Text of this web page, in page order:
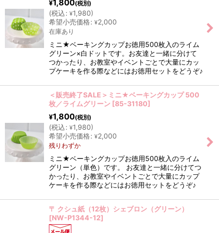
¥1,800(税別)
(税込: ¥1,980)
希望小売価格: ¥2,000
在庫あり
ミニ★ベーキングカップお徳用500枚入のライム
グリーン×白ドットです。お友達と一緒に分けて
つかったり、お教室やイベントごとで大量にカッ
プケーキを作る際などにはお徳用セットをどうぞ♪
＜販売終了SALE＞ミニ★ベーキングカップ 500
枚／ライムグリーン [85-31180]
¥1,800(税別)
(税込: ¥1,980)
希望小売価格: ¥2,000
残りわずか
ミニ★ベーキングカップお徳用500枚入のライム
グリーン（単色）です。 お友達と一緒に分けてつ
かったり、お教室やイベントごとで大量にカップ
ケーキを作る際などにはお徳用セットをどうぞ♪
〒 クシュ紙（12枚）シェブロン（グリーン）
[NW-P1344-12]